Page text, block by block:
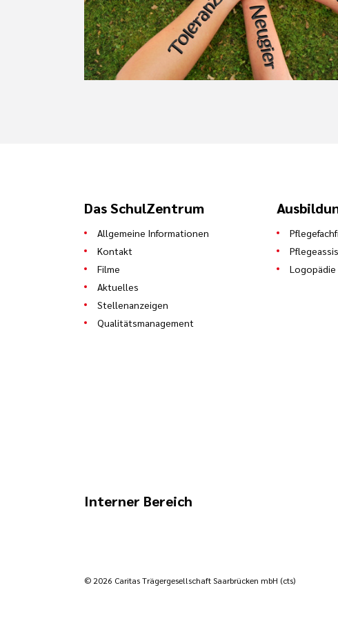
Das SchulZentrum
Allgemeine Informationen
Kontakt
Filme
Aktuelles
Stellenanzeigen
Qualitätsmanagement
Logopädie
Interner Bereich
© 2026 Caritas Trägergesellschaft Saarbrücken mbH (cts)